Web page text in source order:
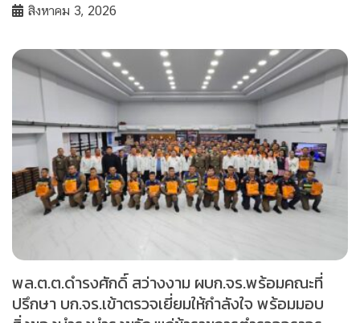
สิงหาคม 3, 2026
พล.ต.ต.ดำรงศักดิ์ สว่างงาม ผบก.จร.พร้อมคณะที่
ปรึกษา บก.จร.เข้าตรวจเยี่ยมให้กำลังใจ พร้อมมอบ